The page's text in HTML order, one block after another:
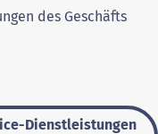
des Geschäfts
Dienstleistungen